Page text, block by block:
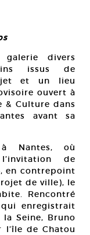
divers
issus de
et un lieu
ouvert à
& Culture dans
avant sa
Nantes, où
de
en contrepoint
de ville), le
Rencontré
enregistrait
Seine, Bruno
l’île de Chatou